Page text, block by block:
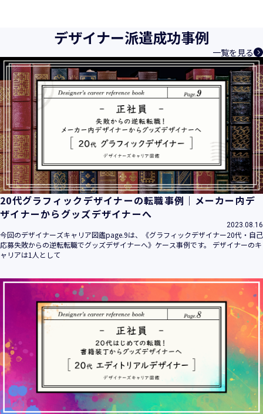
デザイナー派遣成功事例
一覧を見る
20代グラフィックデザイナーの転職事例｜メーカー内デ
ザイナーからグッズデザイナーへ
2023.08.16
今回のデザイナーズキャリア図鑑page.9は、《グラフィックデザイナー20代・自己
応募失敗からの逆転転職でグッズデザイナーへ》ケース事例です。 デザイナーのキ
ャリアは1人として